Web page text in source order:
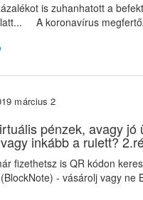
is zuhanhatott a
A koronavírus
március 2
pénzek, avagy jó
inkább a rulett?
fizethetsz is QR kódon
- vásárolj vagy ne